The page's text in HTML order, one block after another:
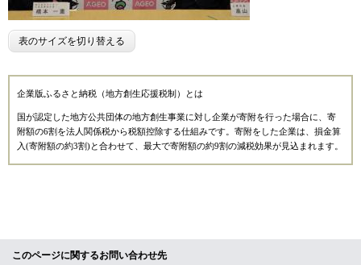
表のサイズを切り替える
企業版ふるさと納税（地方創生応援税制）とは
国が認定した地方公共団体の地方創生事業に対し企業が寄附を行った場合に、寄
附額の6割を法人関係税から税額控除する仕組みです。寄附をした企業は、損金算
入(寄附額の約3割)と合わせて、最大で寄附額の約9割の減税効果が見込まれます。
このページに関するお問い合わせ先